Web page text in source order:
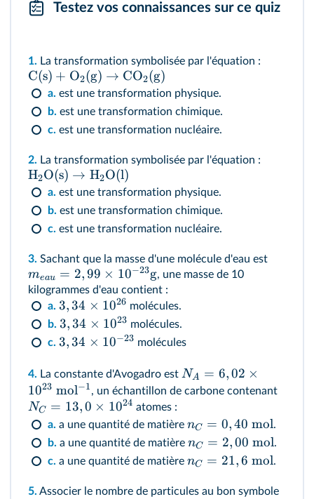
Testez vos connaissances sur ce quiz
1. La transformation symbolisée par l'équation :
C(s) + O2(g) → CO2(g)
a. est une transformation physique.
b. est une transformation chimique.
c. est une transformation nucléaire.
2. La transformation symbolisée par l'équation :
H2O(s) → H2O(l)
a. est une transformation physique.
b. est une transformation chimique.
c. est une transformation nucléaire.
3. Sachant que la masse d'une molécule d'eau est
meau = 2,99 × 10−23g, une masse de 10
kilogrammes d'eau contient :
a. 3,34 × 1026 molécules.
b. 3,34 × 1023 molécules.
c. 3,34 × 10−23 molécules
4. La constante d'Avogadro est NA = 6,02 ×
1023 mol−1, un échantillon de carbone contenant
NC = 13,0 × 1024 atomes :
a. a une quantité de matière nC = 0,40 mol.
b. a une quantité de matière nC = 2,00 mol.
c. a une quantité de matière nC = 21,6 mol.
5. Associer le nombre de particules au bon symbole